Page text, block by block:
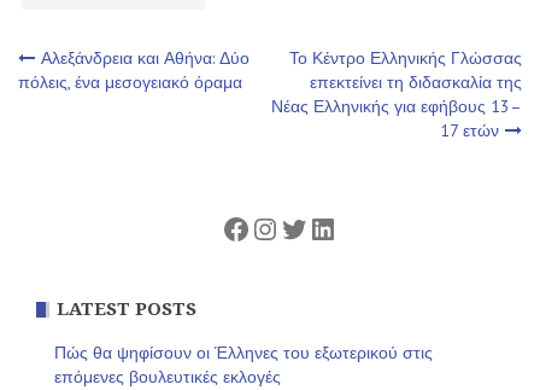
Πλοήγηση
Αλεξάνδρεια και Αθήνα: Δύο
πόλεις, ένα μεσογειακό όραμα
Το Κέντρο Ελληνικής Γλώσσας
επεκτείνει τη διδασκαλία της
Νέας Ελληνικής για εφήβους 13–
17 ετών
Facebook
Instagram
Twitter
Linkedin
LATEST POSTS
Πώς θα ψηφίσουν οι Έλληνες του εξωτερικού στις
επόμενες βουλευτικές εκλογές